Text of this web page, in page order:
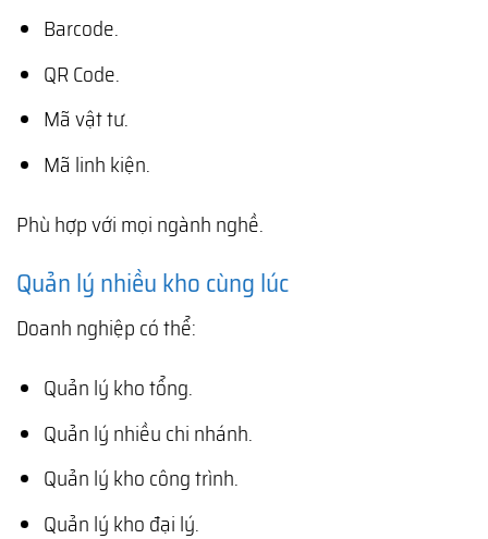
Barcode.
QR Code.
Mã vật tư.
Mã linh kiện.
Phù hợp với mọi ngành nghề.
Quản lý nhiều kho cùng lúc
Doanh nghiệp có thể:
Quản lý kho tổng.
Quản lý nhiều chi nhánh.
Quản lý kho công trình.
Quản lý kho đại lý.